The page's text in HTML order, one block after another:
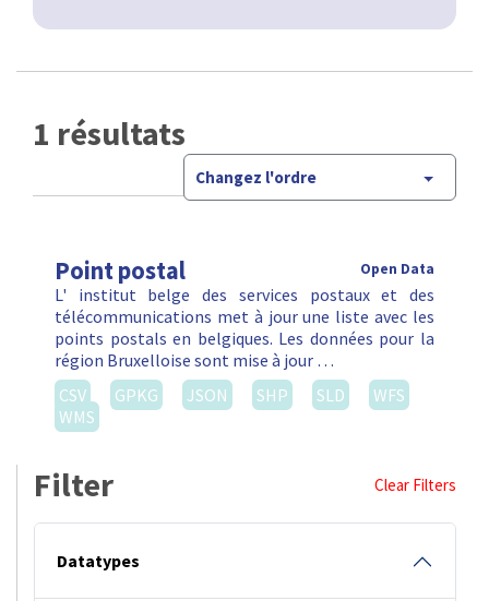
1 résultats
Changez l'ordre
Point postal Open Data
L' institut belge des services postaux et des
télécommunications met à jour une liste avec les
points postals en belgiques. Les données pour la
région Bruxelloise sont mise à jour …
CSV
GPKG JSON SHP SLD
WFS
WMS
Filter Clear Filters
Datatypes